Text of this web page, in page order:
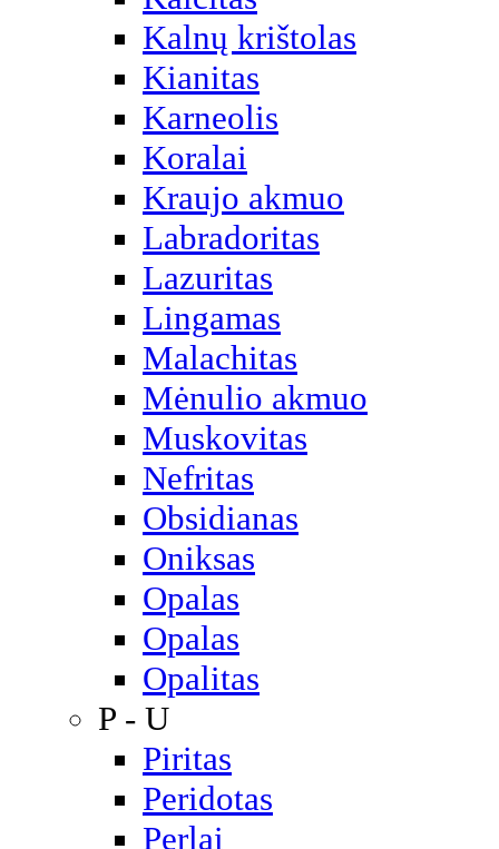
Kalnų krištolas
Kianitas
Karneolis
Koralai
Kraujo akmuo
Labradoritas
Lazuritas
Lingamas
Malachitas
Mėnulio akmuo
Muskovitas
Nefritas
Obsidianas
Oniksas
Opalas
Opalas
Opalitas
P - U
Piritas
Peridotas
Perlai